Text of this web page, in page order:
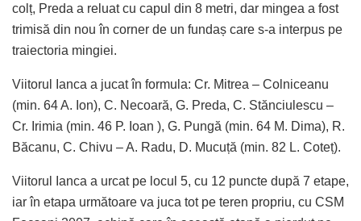
colț, Preda a reluat cu capul din 8 metri, dar mingea a fost
trimisă din nou în corner de un fundaș care s-a interpus pe
traiectoria mingiei.
Viitorul Ianca a jucat în formula: Cr. Mitrea – Colniceanu
(min. 64 A. Ion), C. Necoară, G. Preda, C. Stănciulescu –
Cr. Irimia (min. 46 P. Ioan ), G. Pungă (min. 64 M. Dima), R.
Băcanu, C. Chivu – A. Radu, D. Mucuță (min. 82 L. Coteț).
Viitorul Ianca a urcat pe locul 5, cu 12 puncte după 7 etape,
iar în etapa următoare va juca tot pe teren propriu, cu CSM